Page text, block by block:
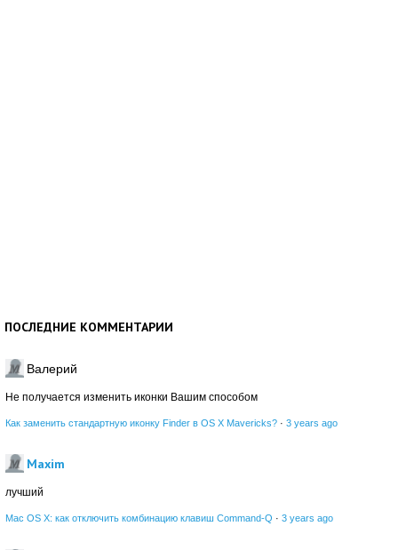
ПОСЛЕДНИЕ КОММЕНТАРИИ
Валерий
Не получается изменить иконки Вашим способом
Как заменить стандартную иконку Finder в OS X Mavericks? · 3 years ago
Maxim
лучший
Mac OS X: как отключить комбинацию клавиш Command-Q · 3 years ago